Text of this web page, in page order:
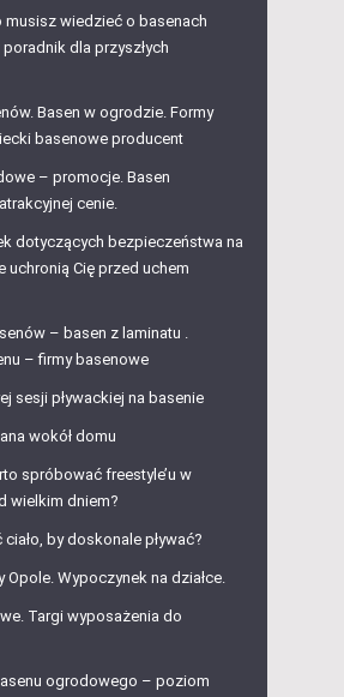
musisz wiedzieć o basenach
dla przyszłych
Basen w ogrodzie. Formy
basenowe producent
– promocje. Basen
cenie.
dotyczących bezpieczeństwa na
uchronią Cię przed uchem
– basen z laminatu .
– firmy basenowe
sesji pływackiej na basenie
wokół domu
spróbować freestyle’u w
wielkim dniem?
by doskonale pływać?
Opole. Wypoczynek na działce.
Targi wyposażenia do
ogrodowego – poziom